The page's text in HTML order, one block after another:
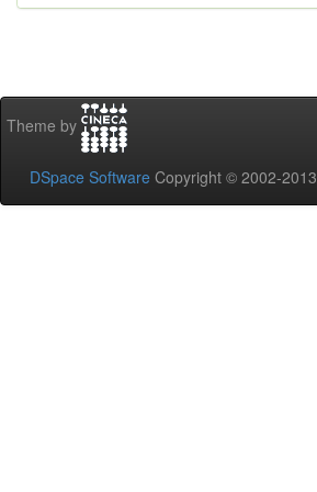
Theme by
DSpace Software Copyright © 2002-2013